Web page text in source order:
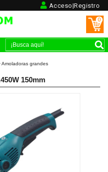
Acceso|Registro
0
Amoladoras grandes
150mm